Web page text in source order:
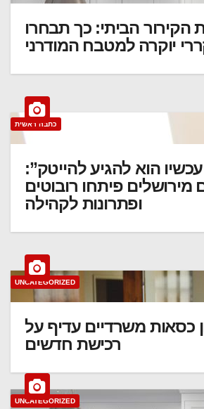
הביתי: כך תבחרו
יוקרה למטבח המודרני
כתבה ראשית
הוא להגיע להייטק”:
מירושלים פיתחו רובוטים
ופתרונות לקהילה
UNCATEGORIZED
כסאות משרדיים עדיף על
רכישת חדשים
UNCATEGORIZED